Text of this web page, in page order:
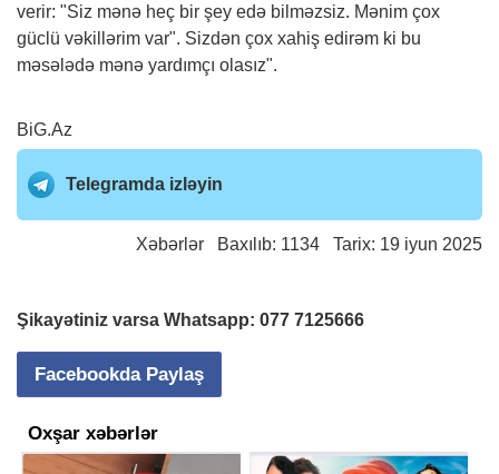
verir: "Siz mənə heç bir şey edə bilməzsiz. Mənim çox
güclü vəkillərim var". Sizdən çox xahiş edirəm ki bu
məsələdə mənə yardımçı olasız".
BiG.Az
Telegramda izləyin
Xəbərlər Baxılıb: 1134 Tarix: 19 iyun 2025
Şikayətiniz varsa Whatsapp: 077 7125666
Facebookda Paylaş
Oxşar xəbərlər